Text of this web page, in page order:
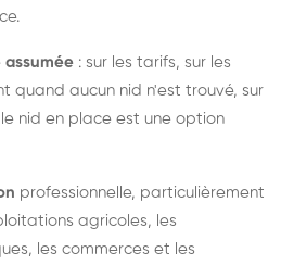
assumée : sur les tarifs, sur les
quand aucun nid n'est trouvé, sur
nid en place est une option
professionnelle, particulièrement
agricoles, les
les commerces et les